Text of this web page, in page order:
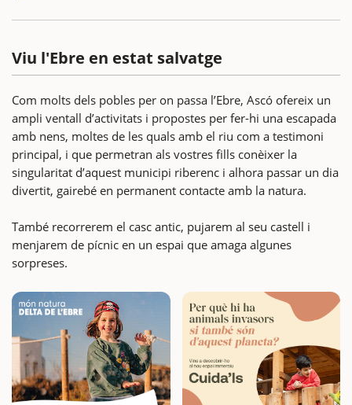
Viu l'Ebre en estat salvatge
Com molts dels pobles per on passa l’Ebre, Ascó ofereix un
ampli ventall d’activitats i propostes per fer-hi una escapada
amb nens, moltes de les quals amb el riu com a testimoni
principal, i que permetran als vostres fills conèixer la
singularitat d’aquest municipi riberenc i alhora passar un dia
divertit, gairebé en permanent contacte amb la natura.
També recorrerem el casc antic, pujarem al seu castell i
menjarem de pícnic en un espai que amaga algunes
sorpreses.